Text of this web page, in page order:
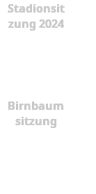
Stadionsit
zung 2024
Birnbaum
sitzung